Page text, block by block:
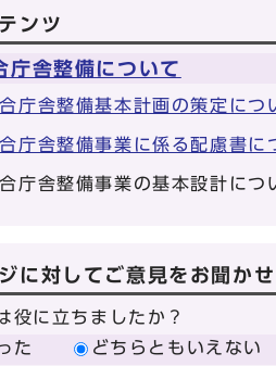
ンツ
庁舎整備について
庁舎整備基本計画の策定につ
庁舎整備事業に係る配慮書に
庁舎整備事業の基本設計につ
に対してご意見をお聞か
役に立ちましたか？
た
どちらともいえない